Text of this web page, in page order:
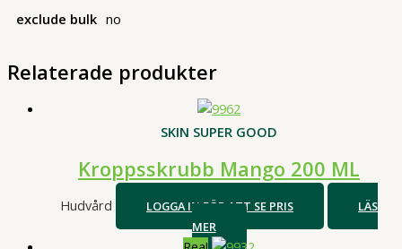
exclude bulk no
Relaterade produkter
SKIN SUPER GOOD
Kroppsskrubb Mango 200 ML
Hudvård LOGGA IN FÖR ATT SE PRIS
LÄS
MER